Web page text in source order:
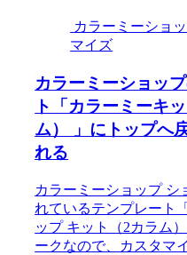
カラーミーショ
マイズ
カラーミーショッ
ト「カラーミーキ
ム） 」にトップへ
れる
カラーミーショップ シ
れているテンプレート
ップ キット（2カラム
ークなので、カスタマ